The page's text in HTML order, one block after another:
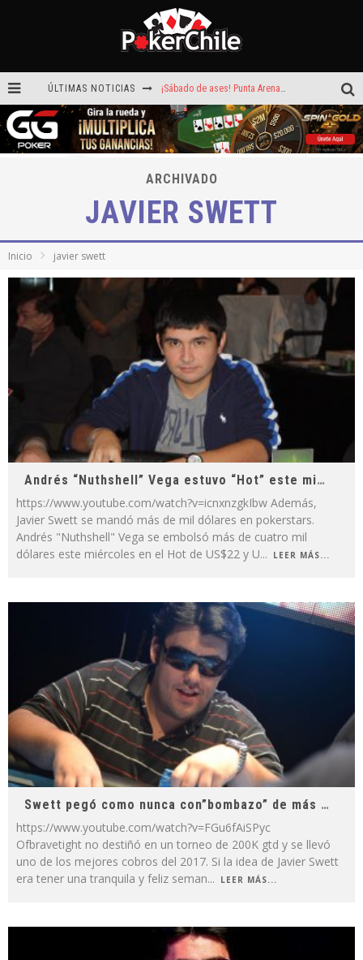
ÚLTIMAS NOTICIAS ¡Sábado de ases! Punta Arenas y Valdivia repartieron más de $3,8 millones
ROAD TO CLSOP Puerto Plata, satélite a Main Event.
Carlos Faúndez aceleró hasta la victoria en el Turbo de Dreams Temuco
ARCHIVADO
JAVIER SWETT
Inicio javier swett
Andrés “Nuthshell” Vega estuvo “Hot” este miércoles
https://www.youtube.com/watch?v=icnxnzgkIbw Además,
Javier Swett se mandó más de mil dólares en pokerstars.
Andrés "Nuthshell" Vega se embolsó más de cuatro mil
dólares este miércoles en el Hot de US$22 y U... LEER MÁS...
Swett pegó como nunca con”bombazo” de más de US$25K
https://www.youtube.com/watch?v=FGu6fAiSPyc
Ofbravetight no destiñó en un torneo de 200K gtd y se llevó
uno de los mejores cobros del 2017. Si la idea de Javier Swett
era tener una tranquila y feliz seman... LEER MÁS...